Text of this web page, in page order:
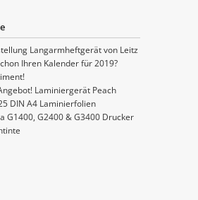
Langarmheftgerät von Leitz
Ihren Kalender für 2019?
Laminiergerät Peach
DIN A4 Laminierfolien
G1400, G2400 & G3400 Drucker